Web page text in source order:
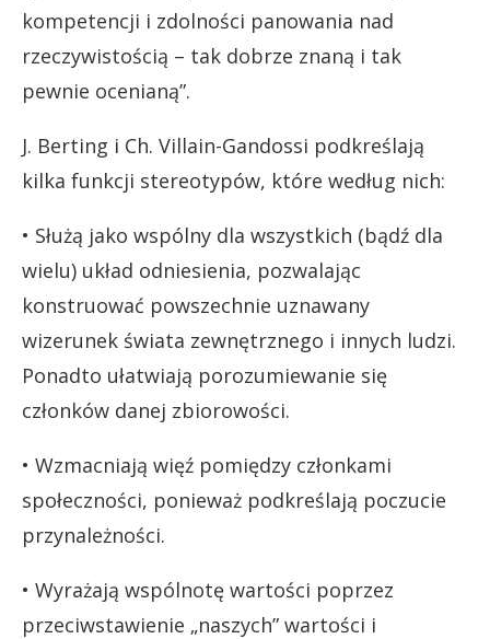
kompetencji i zdolności panowania nad
rzeczywistością – tak dobrze znaną i tak
pewnie ocenianą”.
J. Berting i Ch. Villain-Gandossi podkreślają
kilka funkcji stereotypów, które według nich:
• Służą jako wspólny dla wszystkich (bądź dla
wielu) układ odniesienia, pozwalając
konstruować powszechnie uznawany
wizerunek świata zewnętrznego i innych ludzi.
Ponadto ułatwiają porozumiewanie się
członków danej zbiorowości.
• Wzmacniają więź pomiędzy członkami
społeczności, ponieważ podkreślają poczucie
przynależności.
• Wyrażają wspólnotę wartości poprzez
przeciwstawienie „naszych” wartości i